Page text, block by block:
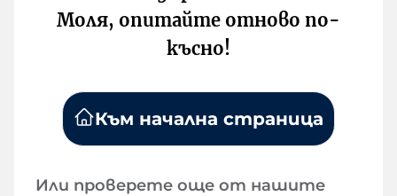
Моля, опитайте отново по-
късно!
Към начална страница
Или проверете още от нашите